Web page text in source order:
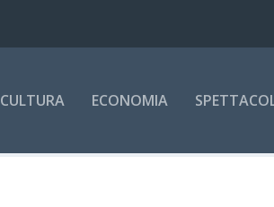
CULTURA ECONOMIA